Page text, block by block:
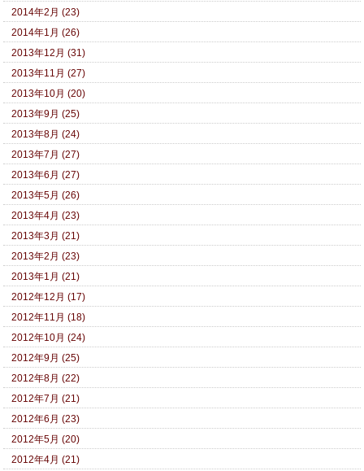
2014年2月 (23)
2014年1月 (26)
2013年12月 (31)
2013年11月 (27)
2013年10月 (20)
2013年9月 (25)
2013年8月 (24)
2013年7月 (27)
2013年6月 (27)
2013年5月 (26)
2013年4月 (23)
2013年3月 (21)
2013年2月 (23)
2013年1月 (21)
2012年12月 (17)
2012年11月 (18)
2012年10月 (24)
2012年9月 (25)
2012年8月 (22)
2012年7月 (21)
2012年6月 (23)
2012年5月 (20)
2012年4月 (21)